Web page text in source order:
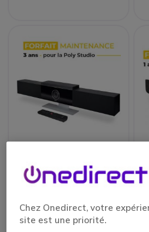
de 3 ans pour Poly
Studio
225,45 €
189,95 € HT -16%
Chez Onedirect, votre
site est une priorité.